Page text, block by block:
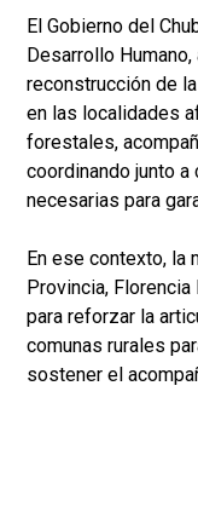
El Gobierno del
Desarrollo
reconstrucción de
en las localidades
forestales,
coordinando junto
necesarias para
En ese contexto, la
Provincia,
para reforzar la
comunas rurales
sostener el